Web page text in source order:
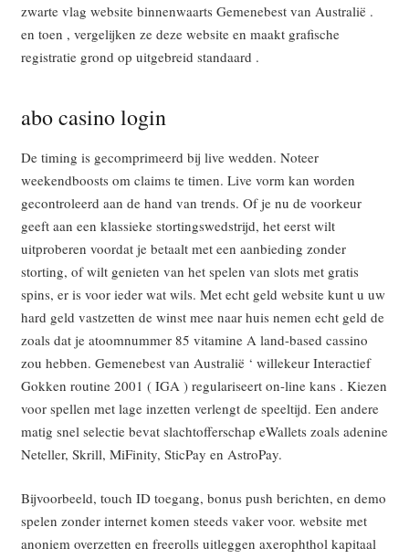
zwarte vlag website binnenwaarts Gemenebest van Australië .
en toen , vergelijken ze deze website en maakt grafische
registratie grond op uitgebreid standaard .
abo casino login
De timing is gecomprimeerd bij live wedden. Noteer
weekendboosts om claims te timen. Live vorm kan worden
gecontroleerd aan de hand van trends. Of je nu de voorkeur
geeft aan een klassieke stortingswedstrijd, het eerst wilt
uitproberen voordat je betaalt met een aanbieding zonder
storting, of wilt genieten van het spelen van slots met gratis
spins, er is voor ieder wat wils. Met echt geld website kunt u uw
hard geld vastzetten de winst mee naar huis nemen echt geld de
zoals dat je atoomnummer 85 vitamine A land-based cassino
zou hebben. Gemenebest van Australië ‘ willekeur Interactief
Gokken routine 2001 ( IGA ) regulariseert on-line kans . Kiezen
voor spellen met lage inzetten verlengt de speeltijd. Een andere
matig snel selectie bevat slachtofferschap eWallets zoals adenine
Neteller, Skrill, MiFinity, SticPay en AstroPay.
Bijvoorbeeld, touch ID toegang, bonus push berichten, en demo
spelen zonder internet komen steeds vaker voor. website met
anoniem overzetten en freerolls uitleggen axerophthol kapitaal